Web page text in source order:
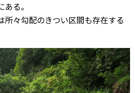
る。
所々勾配のきつい区間も存在する